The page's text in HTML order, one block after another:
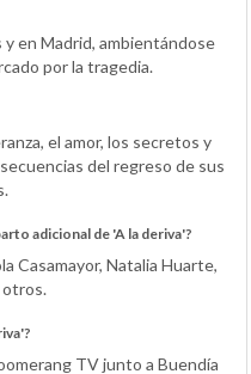
y en Madrid, ambientándose
por la tragedia.
el amor, los secretos y
del regreso de sus
adicional de 'A la deriva'?
Casamayor, Natalia Huarte,
otros.
TV junto a Buendía